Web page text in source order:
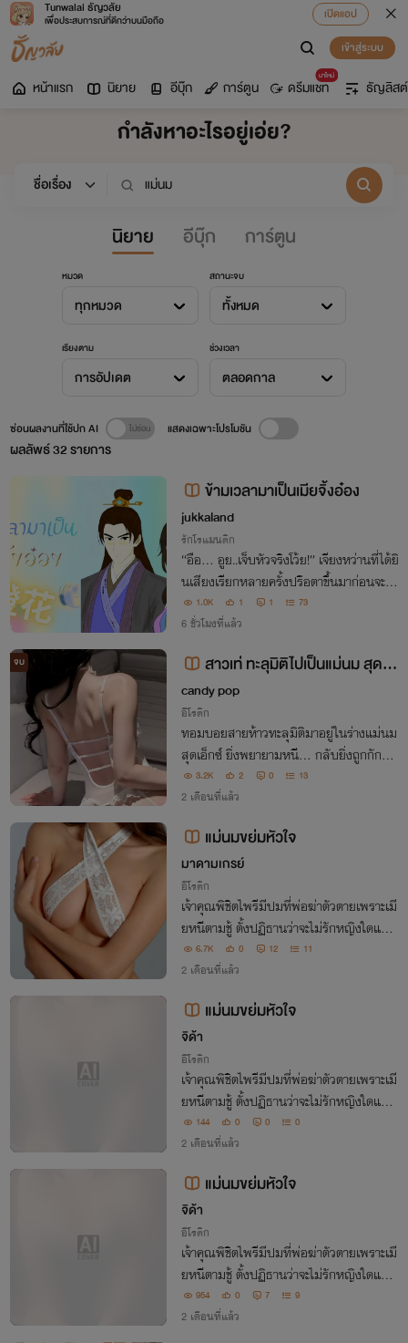
Tunwalai ธัญวลัย
เพื่อประสบการณ์ที่ดีกว่าบนมือถือ
เปิดแอป
เข้าสู่ระบบ
หน้าแรก นิยาย อีบุ๊ก การ์ตูน
มาใหม่
ดรีมแชท ธัญลิสต์
กำลังหาอะไรอยู่เอ่ย?
นิยาย อีบุ๊ก การ์ตูน
หมวด
ทุกหมวด
สถานะจบ
ทั้งหมด
เรียงตาม
การอัปเดต
ช่วงเวลา
ตลอดกาล
ผลลัพธ์32รายการ
ซ่อนผลงานที่ใช้ปก AI แสดงเฉพาะโปรโมชัน
ข้ามเวลามาเป็นเมียจิ้งอ๋อง
jukkaland
รักโรแมนติก
“อือ… อูย..เจ็บหัวจริงโว้ย!” เจียงหว่านที่ได้ยิ
นเสียงเรียกหลายครั้งปรือตาขึ้นมาก่อนจะเอื้
อมมือไปจับหัวที่รู้สึกเจ็บปวดจนสัมผัสได้ถึง
น้ำเหนียวหนืด “อ๊ะ! คุณหนูฟื้นแล้ว..ฮือ..ขอ
1.0K 1 1 73
6 ชั่วโมงที่แล้ว
จบ
สาวเท่ ทะลุมิติไปเป็นแม่นม สุดร่า
น
candy pop
อีโรติก
ทอมบอยสายห้าวทะลุมิติมาอยู่ในร่างแม่นม
สุดเอ็กซ์ ยิ่งพยายามหนี... กลับยิ่งถูกกักขังไ
ว้ใต้ร่างหนุ่มใหญ่ สยบยอมต่อรสสวาทเกิน
ต้านทาน
3.2K 2 0 13
2 เดือนที่แล้ว
แม่นมขย่มหัวใจ
มาดามเกรย์
อีโรติก
เจ้าคุณพิชิตไพรีมีปมที่พ่อฆ่าตัวตายเพราะเมี
ยหนีตามชู้ ตั้งปฏิธานว่าจะไม่รักหญิงใดและ
ทำได้สำเร็จ แต่หลังเมียตาย ได้พบสบตากับ
แม่นมลูกชายก็ควบคุมกายใจไม่ได้ จิ้นกระฉู
6.7K 0 12 11
2 เดือนที่แล้ว
แม่นมขย่มหัวใจ
จิด้า
อีโรติก
เจ้าคุณพิชิตไพรีมีปมที่พ่อฆ่าตัวตายเพราะเมี
ยหนีตามชู้ ตั้งปฏิธานว่าจะไม่รักหญิงใดและ
ทำได้สำเร็จ แต่หลังเมียตาย ได้พบสบตากับ
แม่นมลูกสาวก็ควบคุมกายใจไม่ได้จิ้นกระฉูด
144 0 0 0
2 เดือนที่แล้ว
แม่นมขย่มหัวใจ
จิด้า
อีโรติก
เจ้าคุณพิชิตไพรีมีปมที่พ่อฆ่าตัวตายเพราะเมี
ยหนีตามชู้ ตั้งปฏิธานว่าจะไม่รักหญิงใดและ
ทำได้สำเร็จ แต่หลังเมียตาย ได้พบสบตากับ
แม่นมลูกสาวก็ควบคุมกายใจไม่ได้จิ้นกระฉูด
954 0 7 9
2 เดือนที่แล้ว